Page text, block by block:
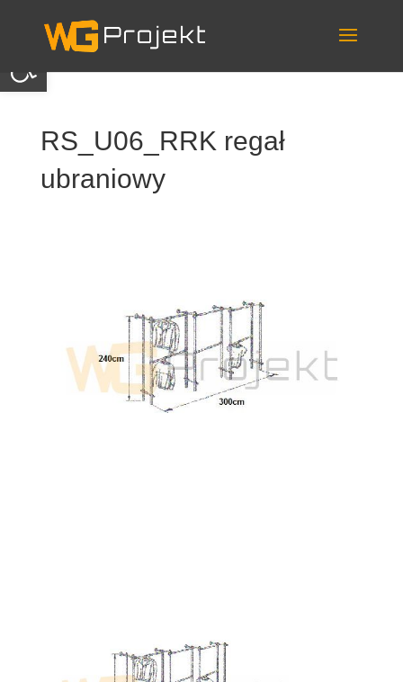
Otwórz pasek narzędzi
content
RS_U06_RRK regał
ubraniowy